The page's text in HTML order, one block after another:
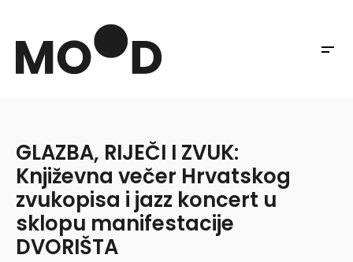
GLAZBA, RIJEČI I ZVUK:
Književna večer Hrvatskog
zvukopisa i jazz koncert u
sklopu manifestacije
DVORIŠTA